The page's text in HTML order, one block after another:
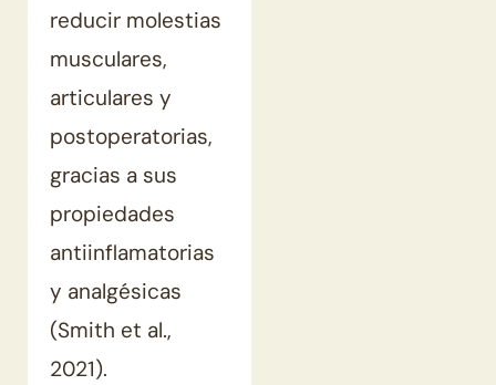
reducir molestias
musculares,
articulares y
postoperatorias,
gracias a sus
propiedades
antiinflamatorias
y analgésicas
(Smith et al.,
2021).